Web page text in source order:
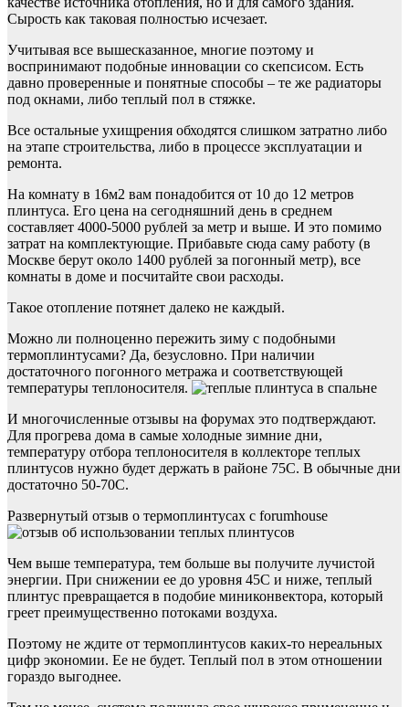
Сырость как таковая полностью исчезает.
Учитывая все вышесказанное, многие поэтому и
воспринимают подобные инновации со скепсисом. Есть
давно проверенные и понятные способы – те же радиаторы
под окнами, либо теплый пол в стяжке.
Все остальные ухищрения обходятся слишком затратно либо
на этапе строительства, либо в процессе эксплуатации и
ремонта.
На комнату в 16м2 вам понадобится от 10 до 12 метров
плинтуса. Его цена на сегодняшний день в среднем
составляет 4000-5000 рублей за метр и выше. И это помимо
затрат на комплектующие. Прибавьте сюда саму работу (в
Москве берут около 1400 рублей за погонный метр), все
комнаты в доме и посчитайте свои расходы.
Такое отопление потянет далеко не каждый.
Можно ли полноценно пережить зиму с подобными
термоплинтусами? Да, безусловно. При наличии
достаточного погонного метража и соответствующей
температуры теплоносителя.
И многочисленные отзывы на форумах это подтверждают.
Для прогрева дома в самые холодные зимние дни,
температуру отбора теплоносителя в коллекторе теплых
плинтусов нужно будет держать в районе 75С. В обычные дни
достаточно 50-70С.
Развернутый отзыв о термоплинтусах с forumhouse
Чем выше температура, тем больше вы получите лучистой
энергии. При снижении ее до уровня 45С и ниже, теплый
плинтус превращается в подобие миниконвектора, который
греет преимущественно потоками воздуха.
Поэтому не ждите от термоплинтусов каких-то нереальных
цифр экономии. Ее не будет. Теплый пол в этом отношении
гораздо выгоднее.